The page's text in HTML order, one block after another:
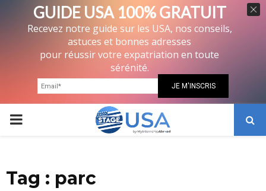
PRIMARY
Tag : parc
GUIDE USA 100% GRATUIT
Recevez notre guide sur les USA, nos conseils,
astuces et bonnes adresses
pour réussir votre expatriation en toute
sérénité.